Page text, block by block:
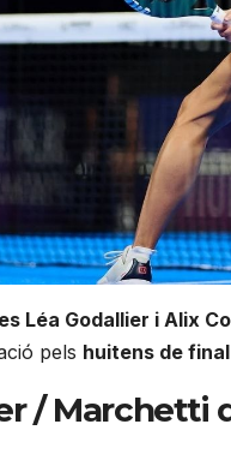
Léa Godallier i Alix
pels huitens de final
/ Marchetti